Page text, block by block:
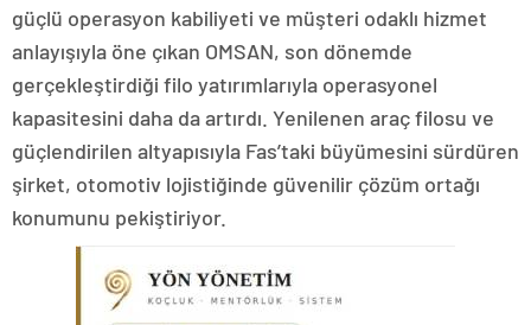
güçlü operasyon kabiliyeti ve müşteri odaklı hizmet
anlayışıyla öne çıkan OMSAN, son dönemde
gerçekleştirdiği filo yatırımlarıyla operasyonel
kapasitesini daha da artırdı. Yenilenen araç filosu ve
güçlendirilen altyapısıyla Fas’taki büyümesini sürdüren
şirket, otomotiv lojistiğinde güvenilir çözüm ortağı
konumunu pekiştiriyor.